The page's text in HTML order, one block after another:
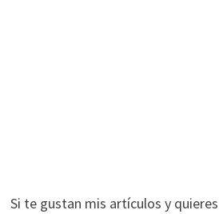
Si te gustan mis artículos y